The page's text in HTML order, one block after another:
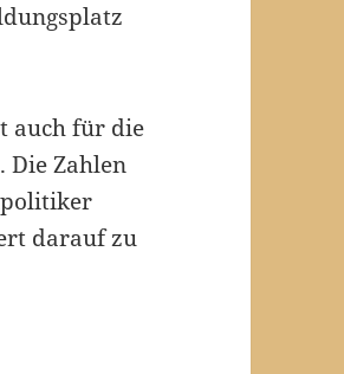
auch für die
Die Zahlen
darauf zu